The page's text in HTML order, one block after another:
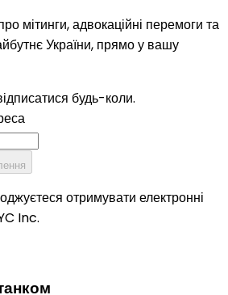
мітинги, адвокаційні перемоги та
України, прямо у вашу
будь-коли.
отримувати електронні
Inc.